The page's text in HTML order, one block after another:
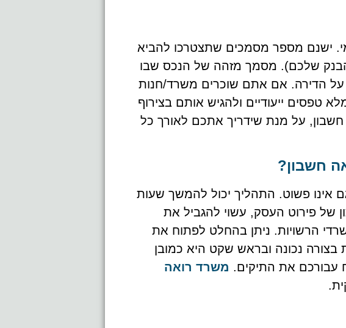
ישנם מספר מסמכים שתצטרכו להביא
הבנק שלכם). מסמך מזהה של הנכס שבו
הדירה. אם אתם שוכרים משרד/חנות
טפסים ייעודיים ולהגיש אותם בצירוף
על מנת שידריך אתכם לאורך כל
חשבון?
אינו פשוט. התהליך יכול להמשך שעות
של פירוט העסק, עשוי להגביל את
הרשויות. ניתן בהחלט לפתוח את
נכונה ובראש שקט היא כמובן
עבורכם את התיקים. משרד רואה